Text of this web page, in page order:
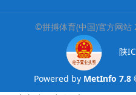
©拼搏体育(中国)官方网
陕
Powered by MetInfo 7.8